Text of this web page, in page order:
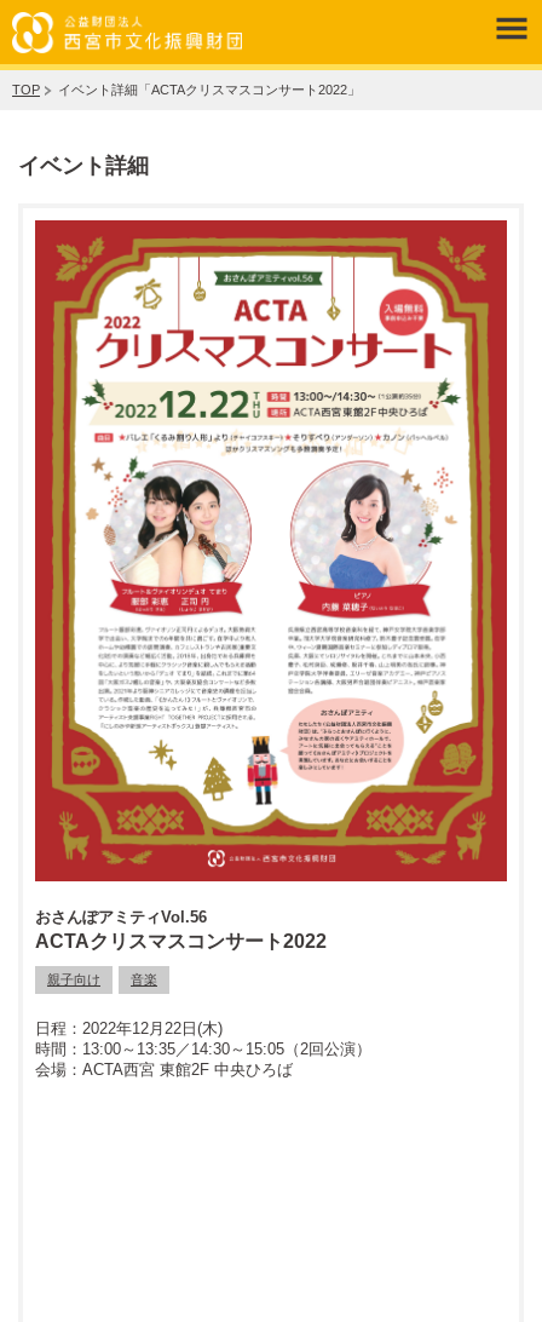
TOP イベント詳細「ACTAクリスマスコンサート2022」
イベント詳細
おさんぽアミティVol.56
ACTAクリスマスコンサート2022
親子向け 音楽
2022年12月22日(木)
13:00～13:35／14:30～15:05（2回公演）
ACTA西宮 東館2F 中央ひろば